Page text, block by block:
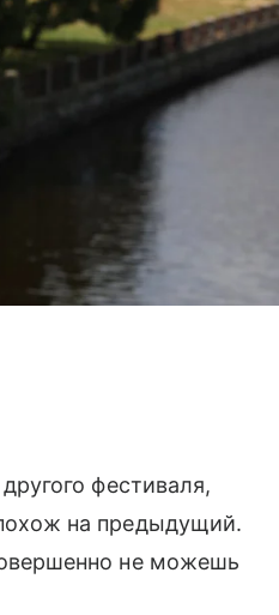
фестиваля,
на предыдущий.
не можешь